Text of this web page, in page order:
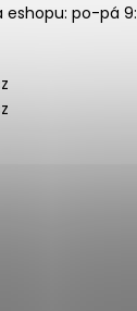
eshopu: po-pá 9: